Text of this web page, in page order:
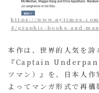
https://
4/graphic-books-and-
本作は、世界的人気を
『Captain
ツマン）』を、日本人作
よってマンガ形式で再